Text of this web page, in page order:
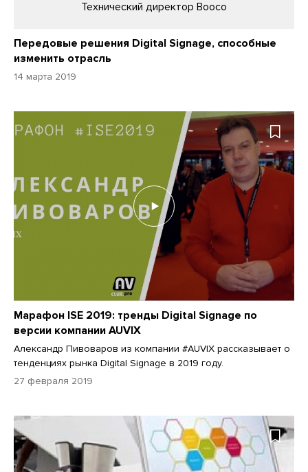
Технический директор Booсo
Передовые решения Digital Signage, способные
изменить отрасль
14 марта 2019
Марафон ISE 2019: тренды Digital Signage по
версии компании AUVIX
Александр Пивоваров из компании #AUVIX рассказывает о
тенденциях рынка Digital Signage в 2019 году.
27 февраля 2019